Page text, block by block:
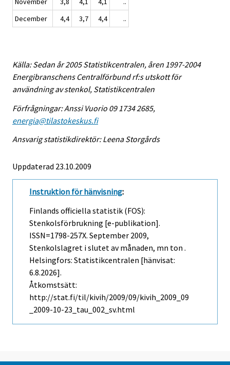
December
4,4 3,7 4,4 ..
Källa: Sedan år 2005 Statistikcentralen, åren 1997-2004
Energibranschens Centralförbund rf:s utskott för
användning av stenkol, Statistikcentralen
Förfrågningar: Anssi Vuorio 09 1734 2685,
energia@tilastokeskus.fi
Ansvarig statistikdirektör: Leena Storgårds
Uppdaterad 23.10.2009
Instruktion för hänvisning:
Finlands officiella statistik (FOS):
Stenkolsförbrukning [e-publikation].
ISSN=1798-257X. September 2009,
Stenkolslagret i slutet av månaden, mn ton .
Helsingfors: Statistikcentralen [hänvisat:
6.8.2026].
Åtkomstsätt:
http://stat.fi/til/kivih/2009/09/kivih_2009_09
_2009-10-23_tau_002_sv.html